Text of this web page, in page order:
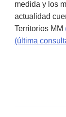
medida y los
actualidad
Territorios MM
(última